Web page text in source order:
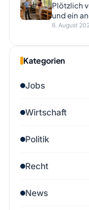
Plötzlich
und ein
6. August
Kategorien
Jobs
Wirtschaft
Politik
Recht
News